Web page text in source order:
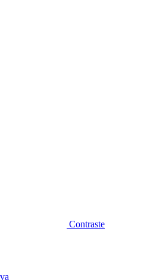
Contraste